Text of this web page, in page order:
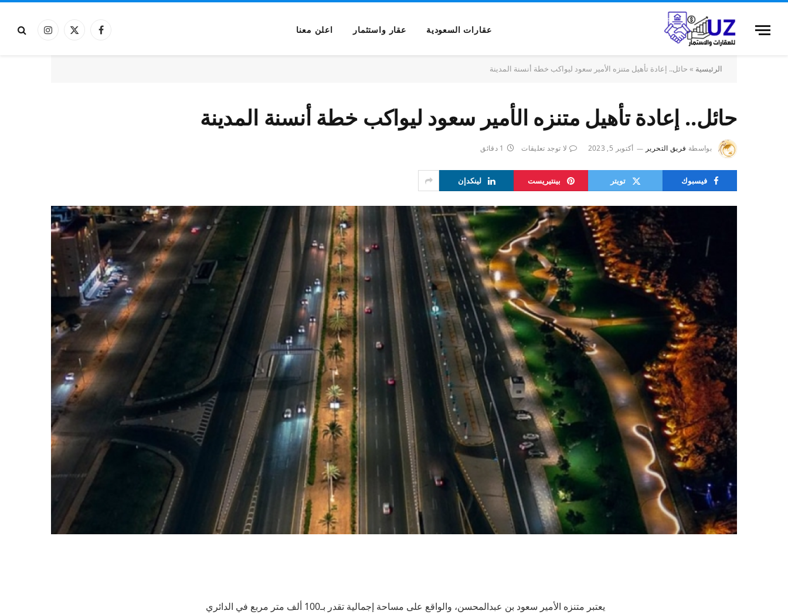
عقارات السعودية عقار واستثمار اعلن معنا فيسبوكX
الانستغرام
الرئيسية » حائل.. إعادة تأهيل متنزه الأمير سعود ليواكب خطة أنسنة المدينة
حائل.. إعادة تأهيل متنزه الأمير سعود ليواكب خطة أنسنة المدينة
بواسطة فريق التحرير أكتوبر 5, 2023 لا توجد تعليقات 1 دقائق
فيسبوك تويتر بينتيريست لينكدإن
يعتبر متنزه الأمير سعود بن عبدالمحسن، والواقع على مساحة إجمالية تقدر بـ100 ألف متر مربع في الدائري